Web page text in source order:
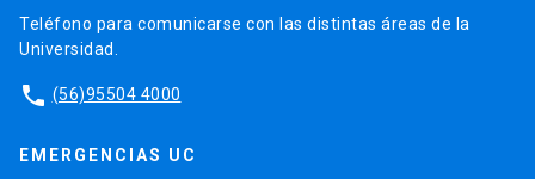
Teléfono para comunicarse con las distintas áreas de la
Universidad.
phone (56)95504 4000
EMERGENCIAS UC